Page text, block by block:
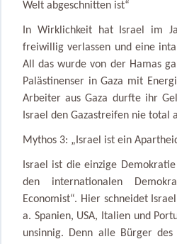
Welt abgeschnitten ist“
In Wirklichkeit hat Israel im
freiwillig verlassen und eine
All das wurde von der Hamas
Palästinenser in Gaza mit
Arbeiter aus Gaza durfte ihr
Israel den Gazastreifen nie total
Mythos 3: „Israel ist ein
Israel ist die einzige
den internationalen
Economist“. Hier schneidet
a. Spanien, USA, Italien und
unsinnig. Denn alle Bürger